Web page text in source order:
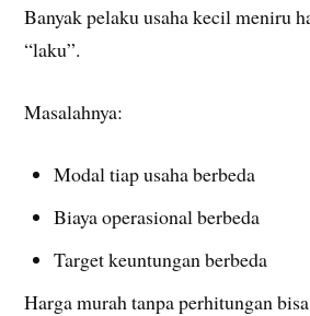
Banyak pelaku usaha kecil meniru
“laku”.
Masalahnya:
Modal tiap usaha berbeda
Biaya operasional berbeda
Target keuntungan berbeda
Harga murah tanpa perhitungan